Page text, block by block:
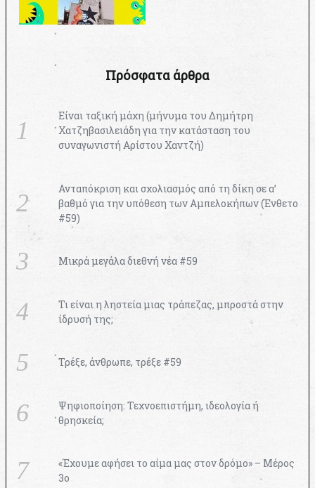
Πρόσφατα άρθρα
Είναι ταξική μάχη (μήνυμα του Δημήτρη
Χατζηβασιλειάδη για την κατάσταση του
συναγωνιστή Αρίστου Χαντζή)
Ανταπόκριση και σχολιασμός από τη δίκη σε α’
βαθμό για την υπόθεση των Αμπελοκήπων (Ένθετο
#59)
Μικρά μεγάλα διεθνή νέα #59
Τι είναι η ληστεία μιας τράπεζας, μπροστά στην
ίδρυσή της;
Τρέξε, άνθρωπε, τρέξε #59
Ψηφιοποίηση: Τεχνοεπιστήμη, ιδεολογία ή
θρησκεία;
«Έχουμε αφήσει το αίμα μας στον δρόμο» – Μέρος
3ο